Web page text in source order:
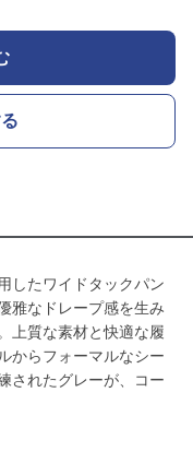
したワイドタックパン
雅なドレープ感を生み
上質な素材と快適な履
からフォーマルなシー
されたグレーが、コー